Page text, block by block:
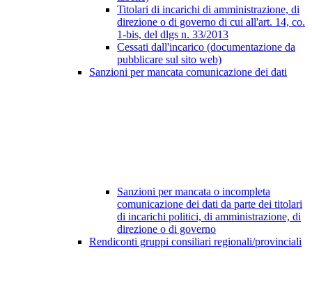
Titolari di incarichi di amministrazione, di
direzione o di governo di cui all'art. 14, co.
1-bis, del dlgs n. 33/2013
Cessati dall'incarico (documentazione da
pubblicare sul sito web)
Sanzioni per mancata comunicazione dei dati
Sanzioni per mancata o incompleta
comunicazione dei dati da parte dei titolari
di incarichi politici, di amministrazione, di
direzione o di governo
Rendiconti gruppi consiliari regionali/provinciali